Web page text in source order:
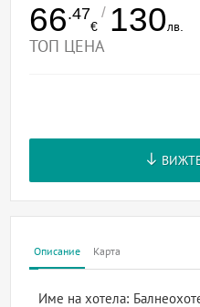
66.47
€
/ 130лв.
ТОП ЦЕНА
Описание Карта
Име на хотела: